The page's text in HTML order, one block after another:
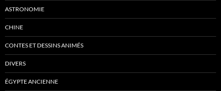
ASTRONOMIE
CHINE
CONTES ET DESSINS ANIMÉS
DIVERS
ÉGYPTE ANCIENNE